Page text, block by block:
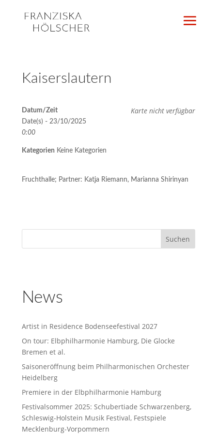
Kaiserslautern
Karte nicht verfügbar
Datum/Zeit
Date(s) - 23/10/2025
0:00
Kategorien Keine Kategorien
Fruchthalle; Partner: Katja Riemann, Marianna Shirinyan
News
Artist in Residence Bodenseefestival 2027
On tour: Elbphilharmonie Hamburg, Die Glocke
Bremen et al.
Saisoneröffnung beim Philharmonischen Orchester
Heidelberg
Premiere in der Elbphilharmonie Hamburg
Festivalsommer 2025: Schubertiade Schwarzenberg,
Schleswig-Holstein Musik Festival, Festspiele
Mecklenburg-Vorpommern